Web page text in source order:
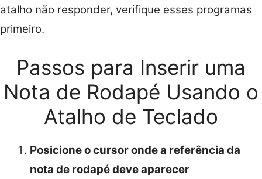
atalho não responder, verifique esses programas
primeiro.
Passos para Inserir uma
Nota de Rodapé Usando o
Atalho de Teclado
Posicione o cursor onde a referência da
nota de rodapé deve aparecer